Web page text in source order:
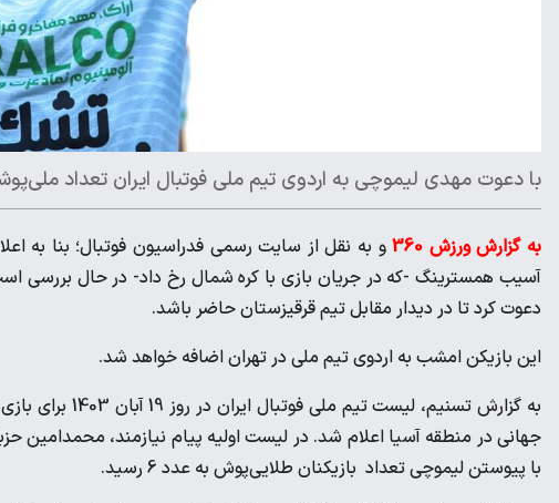
با دعوت مهدی لیموچی به اردوی تیم ملی فوتبال ایران تعداد ملی‌پوشان
به گزارش ورزش 360
و به نقل از سایت رسمی فدراسیون فوتبال؛ بنا به
آسیب همسترینگ -که در جریان بازی با کره شمال رخ داد- در حال بررسی
دعوت کرد تا در دیدار مقابل تیم قرقیزستان حاضر باشد.
این بازیکن امشب به اردوی تیم ملی در تهران اضافه خواهد شد.
جهانی در منطقه آسیا اعلام شد. در لیست اولیه پیام نیازمند، محمدامین
با پیوستن لیموچی تعداد بازیکنان طلایی‌پوش به عدد 6 رسید.